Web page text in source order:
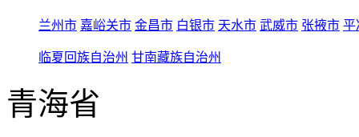
兰州市 嘉峪关市 金昌市 白银市 天水市 武威市 张掖市 平
临夏回族自治州 甘南藏族自治州
青海省